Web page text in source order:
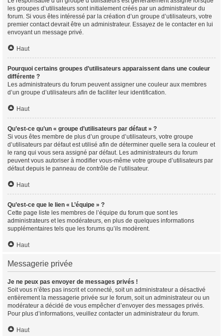
les groupes d’utilisateurs sont initialement créés par un administrateur du
forum. Si vous êtes intéressé par la création d’un groupe d’utilisateurs, votre
premier contact devrait être un administrateur. Essayez de le contacter en lui
envoyant un message privé.
Haut
Pourquoi certains groupes d’utilisateurs apparaissent dans une couleur
différente ?
Les administrateurs du forum peuvent assigner une couleur aux membres
d’un groupe d’utilisateurs afin de faciliter leur identification.
Haut
Qu’est-ce qu’un « groupe d’utilisateurs par défaut » ?
Si vous êtes membre de plus d’un groupe d’utilisateurs, votre groupe
d’utilisateurs par défaut est utilisé afin de déterminer quelle sera la couleur et
le rang qui vous sera assigné par défaut. Les administrateurs du forum
peuvent vous autoriser à modifier vous-même votre groupe d’utilisateurs par
défaut depuis le panneau de contrôle de l’utilisateur.
Haut
Qu’est-ce que le lien « L’équipe » ?
Cette page liste les membres de l’équipe du forum que sont les
administrateurs et les modérateurs, en plus de quelques informations
supplémentaires tels que les forums qu’ils modèrent.
Haut
Messagerie privée
Je ne peux pas envoyer de messages privés !
Soit vous n’êtes pas inscrit et connecté, soit un administrateur a désactivé
entièrement la messagerie privée sur le forum, soit un administrateur ou un
modérateur a décidé de vous empêcher d’envoyer des messages privés.
Pour plus d’informations, veuillez contacter un administrateur du forum.
Haut